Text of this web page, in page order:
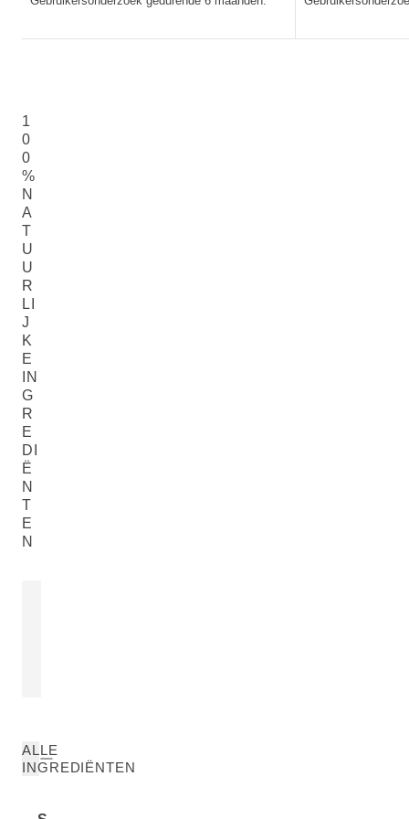
1
0
0
%
N
A
T
U
U
R
LI
J
K
E
IN
G
R
E
DI
Ë
N
T
E
N
ALLE
INGREDIËNTEN